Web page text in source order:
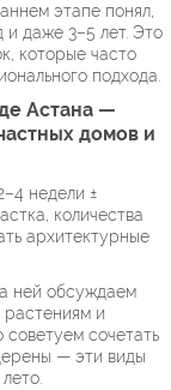
этапе понял,
и даже 3–5 лет. Это
которые часто
подхода.
Астана —
домов и
недели ±
количества
архитектурные
ней обсуждаем
растениям и
сочетать
— эти виды